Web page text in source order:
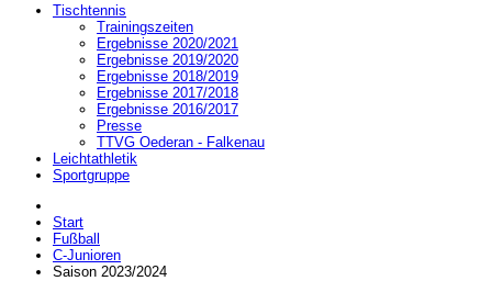
Tischtennis
Trainingszeiten
Ergebnisse 2020/2021
Ergebnisse 2019/2020
Ergebnisse 2018/2019
Ergebnisse 2017/2018
Ergebnisse 2016/2017
Presse
TTVG Oederan - Falkenau
Leichtathletik
Sportgruppe
Start
Fußball
C-Junioren
Saison 2023/2024